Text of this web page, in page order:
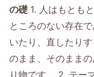
の礎1. 人はもとも
ところのない存在
いたり、直したり
のまま、そのまま
り物です。 2. テー